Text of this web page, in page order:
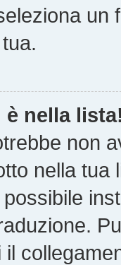
è nella
non
nella tua